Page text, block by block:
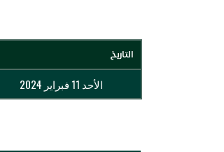
التاريخ
الأحد 11 فبراير 2024